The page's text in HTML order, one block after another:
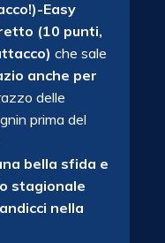
Easy
(10 punti,
che sale
anche per
delle
prima del
bella sfida e
stagionale
nella